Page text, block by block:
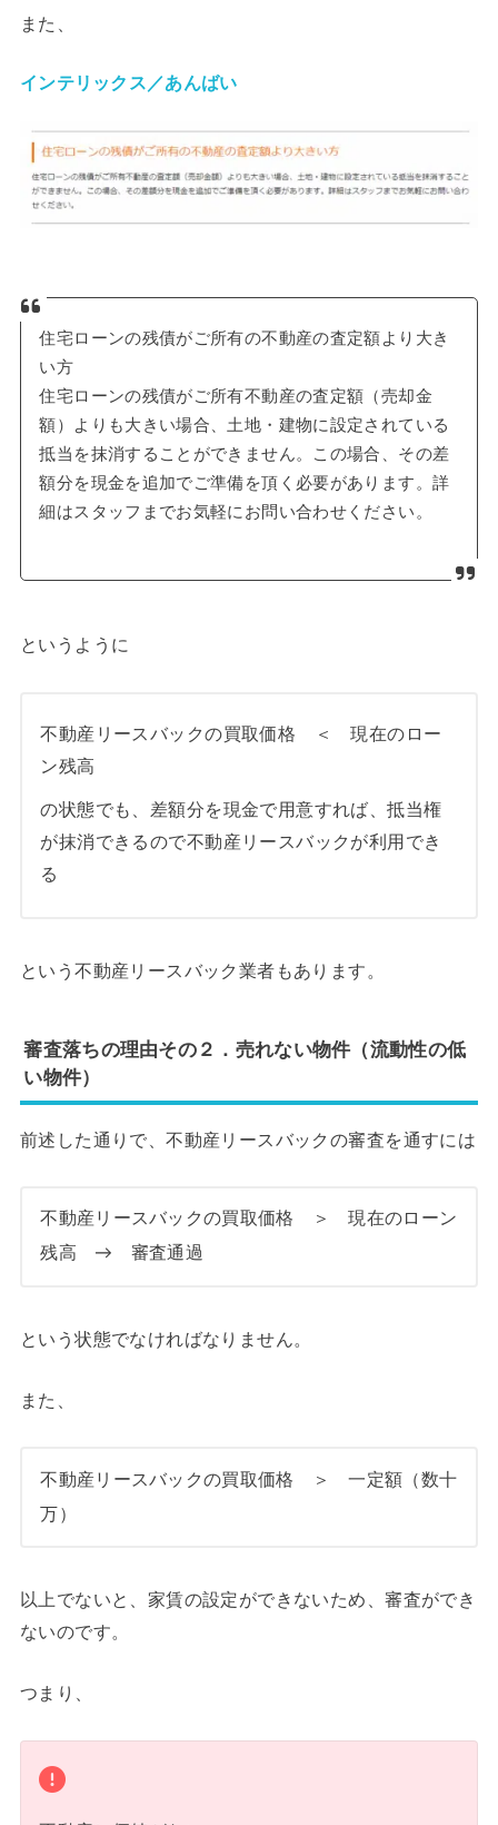
また、
インテリックス／あんばい
住宅ローンの残債がご所有の不動産の査定額より大き
い方
住宅ローンの残債がご所有不動産の査定額（売却金
額）よりも大きい場合、土地・建物に設定されている
抵当を抹消することができません。この場合、その差
額分を現金を追加でご準備を頂く必要があります。詳
細はスタッフまでお気軽にお問い合わせください。
というように
不動産リースバックの買取価格 ＜ 現在のロー
ン残高
の状態でも、差額分を現金で用意すれば、抵当権
が抹消できるので不動産リースバックが利用でき
る
という不動産リースバック業者もあります。
審査落ちの理由その２．売れない物件（流動性の低
い物件）
前述した通りで、不動産リースバックの審査を通すには
不動産リースバックの買取価格 ＞ 現在のローン
残高 → 審査通過
という状態でなければなりません。
また、
不動産リースバックの買取価格 ＞ 一定額（数十
万）
以上でないと、家賃の設定ができないため、審査ができ
ないのです。
つまり、